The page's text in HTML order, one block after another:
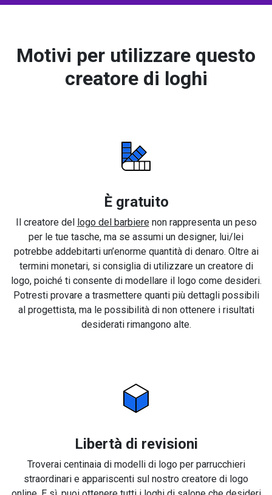
Motivi per utilizzare questo
creatore di loghi
È gratuito
Il creatore del logo del barbierenon rappresenta un peso
per le tue tasche, ma se assumi un designer, lui/lei
potrebbe addebitarti un’enorme quantità di denaro. Oltre ai
termini monetari, si consiglia di utilizzare un creatore di
logo, poiché ti consente di modellare il logo come desideri.
Potresti provare a trasmettere quanti più dettagli possibili
al progettista, ma le possibilità di non ottenere i risultati
desiderati rimangono alte.
Libertà di revisioni
Troverai centinaia di modelli di logo per parrucchieri
straordinari e appariscenti sul nostro creatore di logo